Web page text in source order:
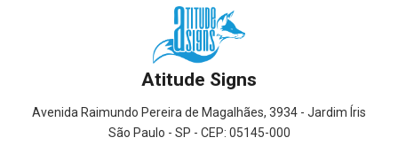
Atitude Signs
Avenida Raimundo Pereira de Magalhães, 3934 - Jardim Íris
São Paulo - SP - CEP: 05145-000